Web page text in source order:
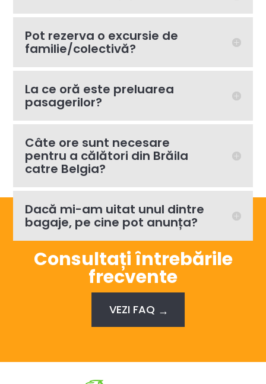
Pot rezerva o excursie de
familie/colectivă?
La ce oră este preluarea
pasagerilor?
Câte ore sunt necesare
pentru a călători din Brăila
catre Belgia?
Dacă mi-am uitat unul dintre
bagaje, pe cine pot anunța?
Consultați întrebările
frecvente
VEZI FAQ